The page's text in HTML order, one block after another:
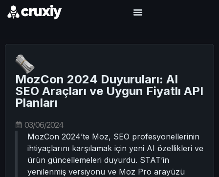
MozCon 2024 Duyuruları: AI
SEO Araçları ve Uygun Fiyatlı API
Planları
03/06/2024
MozCon 2024’te Moz, SEO profesyonellerinin
ihtiyaçlarını karşılamak için yeni AI özellikleri ve
ürün güncellemeleri duyurdu. STAT’in
yenilenmiş versiyonu ve Moz Pro arayüzü